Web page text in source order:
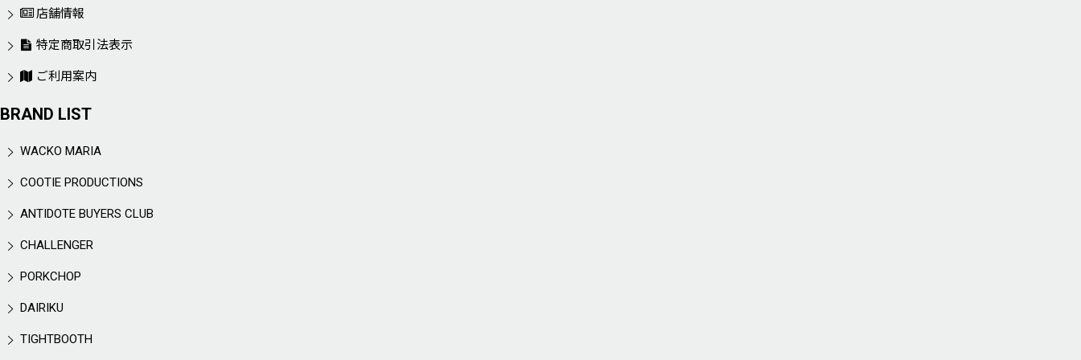
店舗情報
特定商取引法表示
ご利用案内
BRAND LIST
WACKO MARIA
COOTIE PRODUCTIONS
ANTIDOTE BUYERS CLUB
CHALLENGER
PORKCHOP
DAIRIKU
TIGHTBOOTH